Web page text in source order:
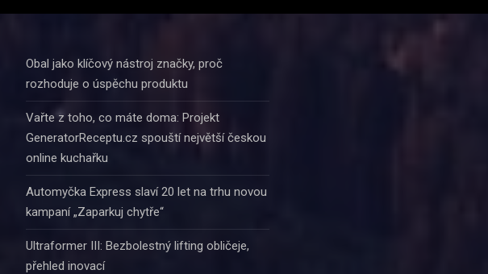
Obal jako klíčový nástroj značky, proč
rozhoduje o úspěchu produktu
Vařte z toho, co máte doma: Projekt
GeneratorReceptu.cz spouští největší českou
online kuchařku
Automyčka Express slaví 20 let na trhu novou
kampaní „Zaparkuj chytře“
Ultraformer III: Bezbolestný lifting obličeje,
přehled inovací